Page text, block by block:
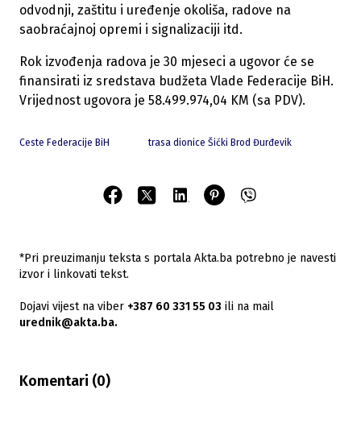
odvodnji, zaštitu i uređenje okoliša, radove na
saobraćajnoj opremi i signalizaciji itd.
Rok izvođenja radova je 30 mjeseci a ugovor će se
finansirati iz sredstava budžeta Vlade Federacije BiH.
Vrijednost ugovora je 58.499.974,04 KM (sa PDV).
Ceste Federacije BiH trasa dionice Šićki Brod Đurđevik
*Pri preuzimanju teksta s portala Akta.ba potrebno je navesti
izvor i linkovati tekst.
Dojavi vijest na viber +387 60 331 55 03 ili na mail
urednik@akta.ba.
Komentari (0)